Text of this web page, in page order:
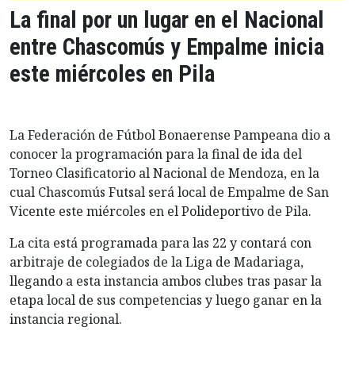
La final por un lugar en el Nacional
entre Chascomús y Empalme inicia
este miércoles en Pila
La Federación de Fútbol Bonaerense Pampeana dio a
conocer la programación para la final de ida del
Torneo Clasificatorio al Nacional de Mendoza, en la
cual Chascomús Futsal será local de Empalme de San
Vicente este miércoles en el Polideportivo de Pila.
La cita está programada para las 22 y contará con
arbitraje de colegiados de la Liga de Madariaga,
llegando a esta instancia ambos clubes tras pasar la
etapa local de sus competencias y luego ganar en la
instancia regional.